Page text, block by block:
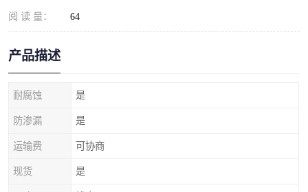
阅 读 量： 64
产品描述
耐腐蚀 是
防渗漏 是
运输费 可协商
现货 是